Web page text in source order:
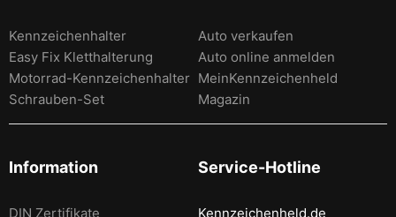
Kennzeichenhalter
Easy Fix Kletthalterung
Motorrad-Kennzeichenhalter
Schrauben-Set
Auto verkaufen
Auto online anmelden
MeinKennzeichenheld
Magazin
Information
DIN Zertifikate
Service-Hotline
Kennzeichenheld.de